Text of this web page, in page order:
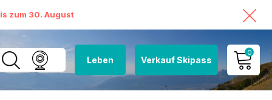
zum 30. August
Leben Verkauf Skipass
0
MEIN KONTO